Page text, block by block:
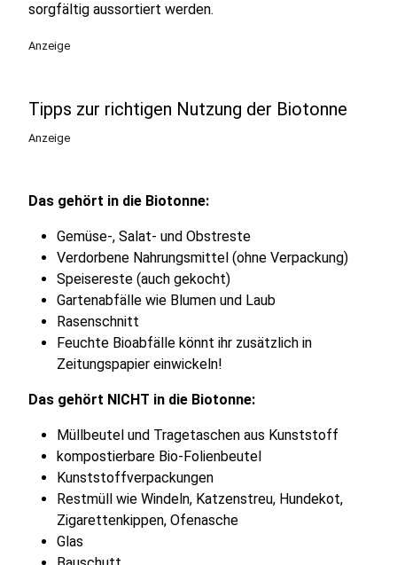
sorgfältig aussortiert werden.
Anzeige
Tipps zur richtigen Nutzung der Biotonne
Anzeige
Das gehört in die Biotonne:
Gemüse-, Salat- und Obstreste
Verdorbene Nahrungsmittel (ohne Verpackung)
Speisereste (auch gekocht)
Gartenabfälle wie Blumen und Laub
Rasenschnitt
Feuchte Bioabfälle könnt ihr zusätzlich in
Zeitungspapier einwickeln!
Das gehört NICHT in die Biotonne:
Müllbeutel und Tragetaschen aus Kunststoff
kompostierbare Bio-Folienbeutel
Kunststoffverpackungen
Restmüll wie Windeln, Katzenstreu, Hundekot,
Zigarettenkippen, Ofenasche
Glas